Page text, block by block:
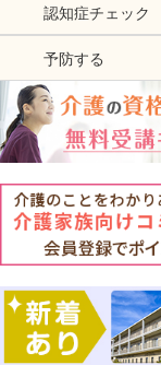
認知症チェック
予防する